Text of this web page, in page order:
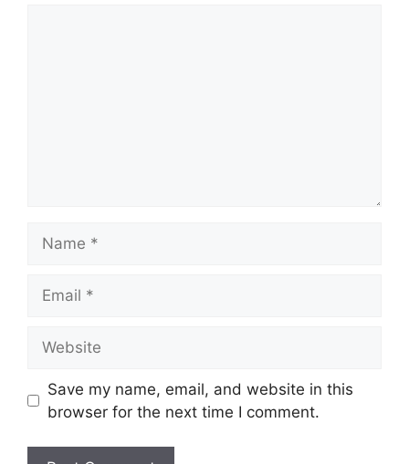
Save my name, email, and website in this
browser for the next time I comment.